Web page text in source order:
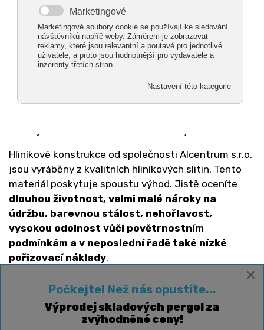
vlastnosti
Pokud uvažujete o zastřešení Vaší terasy, jsou
hliníkové pergolyelegantním a jednoduchým
řešením, které Vás navíc nebude stát spoustu
peněz. Díky velké variabilitě hliníkových profilů, ze
kterých jsou konstrukce sestavovány, je lze využít
hned několika způsoby, například jako pergoly,
Hliníkové konstrukce od společnosti Alcentrum s.r.o.
jsou vyráběny z kvalitních hliníkových slitin. Tento
materiál poskytuje spoustu výhod. Jistě oceníte
dlouhou životnost, velmi malé nároky na
údržbu, barevnou stálost, nehořlavost,
vysokou odolnost vůči povětrnostním
podmínkám a v neposlední řadě také nízké
pořizovací náklady.
Provedení hliníkových pergol
Abychom uspokojili požadavky všech zákazníků,
naše společnost Alcentrum s.r.o. nabízí hned
×
Počkejte! Než nás opustíte...
Výprodej skladových pergol za
zvýhodněné ceny!